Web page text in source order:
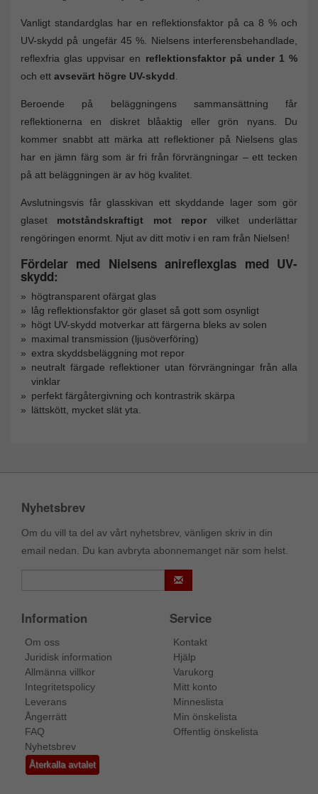
Vanligt standardglas har en reflektionsfaktor på ca 8 % och
UV-skydd på ungefär 45 %. Nielsens interferensbehandlade,
reflexfria glas uppvisar en reflektionsfaktor på under 1 %
och ett avsevärt högre UV-skydd.
Beroende på beläggningens sammansättning får
reflektionerna en diskret blåaktig eller grön nyans. Du
kommer snabbt att märka att reflektioner på Nielsens glas
har en jämn färg som är fri från förvrängningar – ett tecken
på att beläggningen är av hög kvalitet.
Avslutningsvis får glasskivan ett skyddande lager som gör
glaset motståndskraftigt mot repor vilket underlättar
rengöringen enormt. Njut av ditt motiv i en ram från Nielsen!
Fördelar med Nielsens anireflexglas med UV-
skydd:
högtransparent ofärgat glas
låg reflektionsfaktor gör glaset så gott som osynligt
högt UV-skydd motverkar att färgerna bleks av solen
maximal transmission (ljusöverföring)
extra skyddsbeläggning mot repor
neutralt färgade reflektioner utan förvrängningar från alla
vinklar
perfekt färgåtergivning och kontrastrik skärpa
lättskött, mycket slät yta.
Nyhetsbrev
Om du vill ta del av vårt nyhetsbrev, vänligen skriv in din
email nedan. Du kan avbryta abonnemanget när som helst.
Information
Om oss
Juridisk information
Allmänna villkor
Integritetspolicy
Leverans
Ångerrätt
FAQ
Nyhetsbrev
Återkalla avtalet
Service
Kontakt
Hjälp
Varukorg
Mitt konto
Minneslista
Min önskelista
Offentlig önskelista